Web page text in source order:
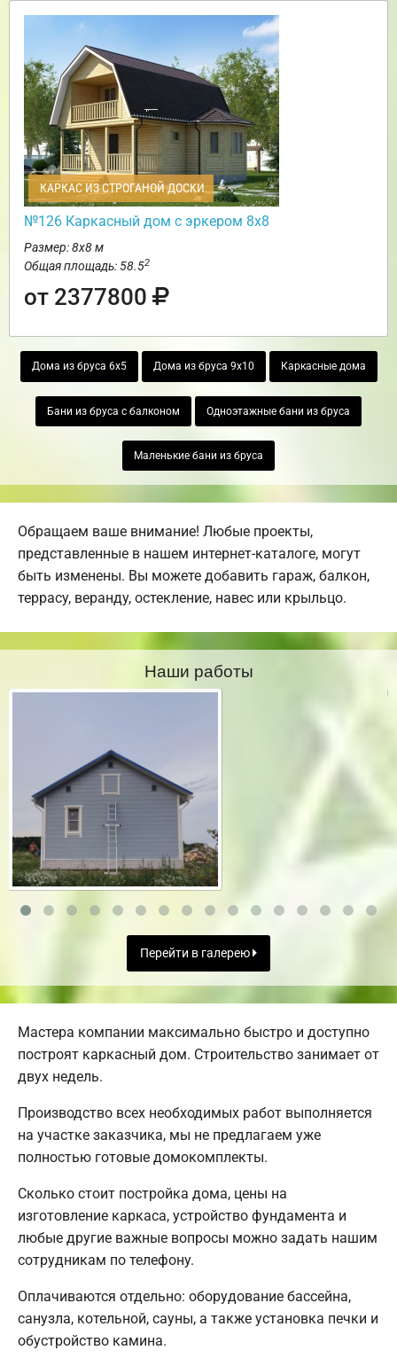
КАРКАС ИЗ СТРОГАНОЙ ДОСКИ
№126 Каркасный дом с эркером 8х8
Размер: 8х8 м
Общая площадь: 58.52
от 2377800
Дома из бруса 6х5 Дома из бруса 9х10 Каркасные дома
Бани из бруса с балконом Одноэтажные бани из бруса
Маленькие бани из бруса
Обращаем ваше внимание! Любые проекты,
представленные в нашем интернет-каталоге, могут
быть изменены. Вы можете добавить гараж, балкон,
террасу, веранду, остекление, навес или крыльцо.
Наши работы
Перейти в галерею
Мастера компании максимально быстро и доступно
построят каркасный дом. Строительство занимает от
двух недель.
Производство всех необходимых работ выполняется
на участке заказчика, мы не предлагаем уже
полностью готовые домокомплекты.
Сколько стоит постройка дома, цены на
изготовление каркаса, устройство фундамента и
любые другие важные вопросы можно задать нашим
сотрудникам по телефону.
Оплачиваются отдельно: оборудование бассейна,
санузла, котельной, сауны, а также установка печки и
обустройство камина.